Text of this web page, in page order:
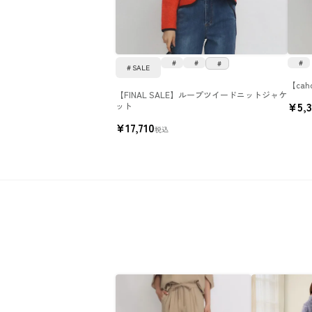
【FINAL SALE】ループツイードニットジャケ
ット
SALE
¥17,710税込
【
¥